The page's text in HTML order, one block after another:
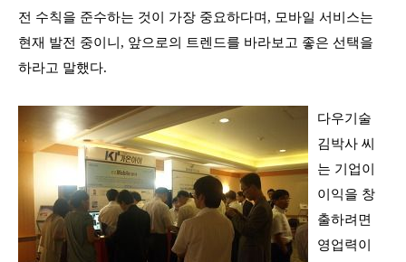
전 수칙을 준수하는 것이 가장 중요하다며, 모바일 서비스는
현재 발전 중이니 , 앞으로의 트렌드를 바라보고 좋은 선택을
하라고 말했다.
다우기술
김박사 씨
는 기업이
이익을 창
출하려면
영업력이